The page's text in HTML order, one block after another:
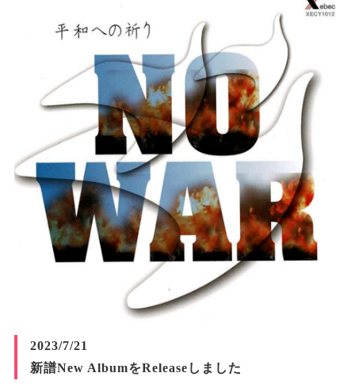
2023/7/21
新譜New AlbumをReleaseしました